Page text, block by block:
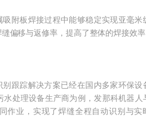
附板焊接过程中能够稳定实现亚毫米
偏移与返修率，提高了整体的焊接效
跟踪解决方案已经在国内多家环保设
水处理设备生产商为例，发那科机器人
作业，实现了焊缝全程自动识别与实